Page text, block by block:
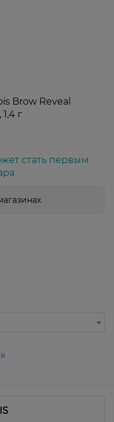
Brow Reveal
г
стать первым